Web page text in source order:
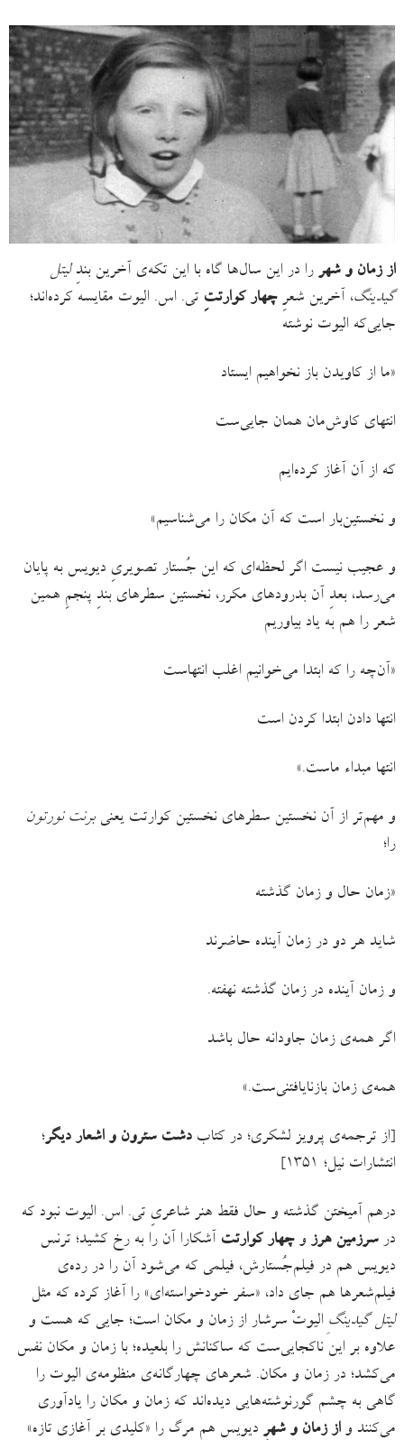
از زمان و شهر را در این سال‌ها گاه با این تکه‌ی آخرین بندِلیتل
گیدینگ، آخرین شعرِچهار کوارتتِ تی. اس. الیوت مقایسه کرده‌اند؛
جایی‌که الیوت نوشته
«ما از کاویدن باز نخواهیم ایستاد
انتهای کاوش‌مان همان جایی‌ست
که از آن آغاز کرده‌ایم
و نخستین‌بار است که آن مکان را می‌شناسیم»
و عجیب نیست اگر لحظه‌ای که این جُستار تصویریِ دیویس به پایان
می‌رسد، بعدِ آن بدرودهای مکرر، نخستین سطرهای بندِ پنجمِ همین
شعر را هم به یاد بیاوریم
«آن‌چه را که ابتدا می‌خوانیم اغلب انتهاست
انتها دادن ابتدا کردن است
انتها مبداء ماست.»
و مهم‌تر از آن نخستین سطرهای نخستین کوارتت یعنیبرنت نورتون
را؛
«زمان حال و زمان گذشته
شاید هر دو در زمان آینده حاضرند
و زمان آینده در زمان گذشته نهفته.
اگر همه‌ی زمان جاودانه حال باشد
همه‌ی زمان بازنایافتنی‌ست.»
[از ترجمه‌ی پرویز لشکری؛ در کتابدشت سترون و اشعار دیگر؛
انتشارات نیل؛ ۱۳۵۱]
درهم آمیختن گذشته و حال فقط هنر شاعریِ تی. اس. الیوت نبود که
درسرزمین هرز وچهار کوارتت آشکارا آن را به رخ کشید؛ ترنس
دیویس هم در فیلم‌جُستارش، فیلمی که می‌شود آن را در رده‌ی
فیلم‌شعرها هم جای داد، «سفر خودخواسته‌ای» را آغاز کرده که مثل
لیتل گیدینگِ الیوتْ سرشار از زمان و مکان است؛ جایی که هست و
علاوه بر این ناکجایی‌ست که ساکنانش را بلعیده؛ با زمان و مکان نفس
می‌کشد؛ در زمان و مکان. شعرهای چهارگانه‌ی منظومه‌ی الیوت را
گاهی به چشم گورنوشته‌هایی دیده‌اند که زمان و مکان را یادآوری
می‌کنند واز زمان و شهرِ دیویس هم مرگ را «کلیدی بر آغازی تازه»